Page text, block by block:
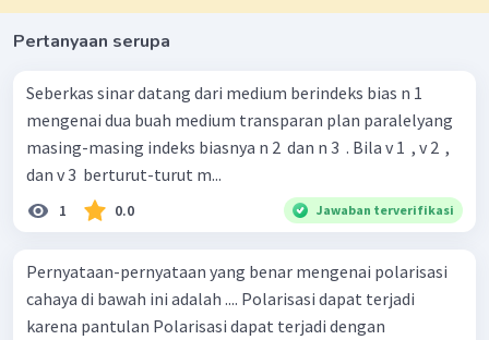
Pertanyaan serupa
Seberkas sinar datang dari medium berindeks bias n 1
mengenai dua buah medium transparan plan paralelyang
masing-masing indeks biasnya n 2 ​ dan n 3 ​ . Bila v 1 ​ , v 2 ​ ,
dan v 3 ​ berturut-turut m...
1 0.0 Jawaban terverifikasi
Pernyataan-pernyataan yang benar me­ngenai polarisasi
cahaya di bawah ini adalah .... Polarisasi dapat terjadi
karena pantulan Polarisasi dapat terjadi dengan